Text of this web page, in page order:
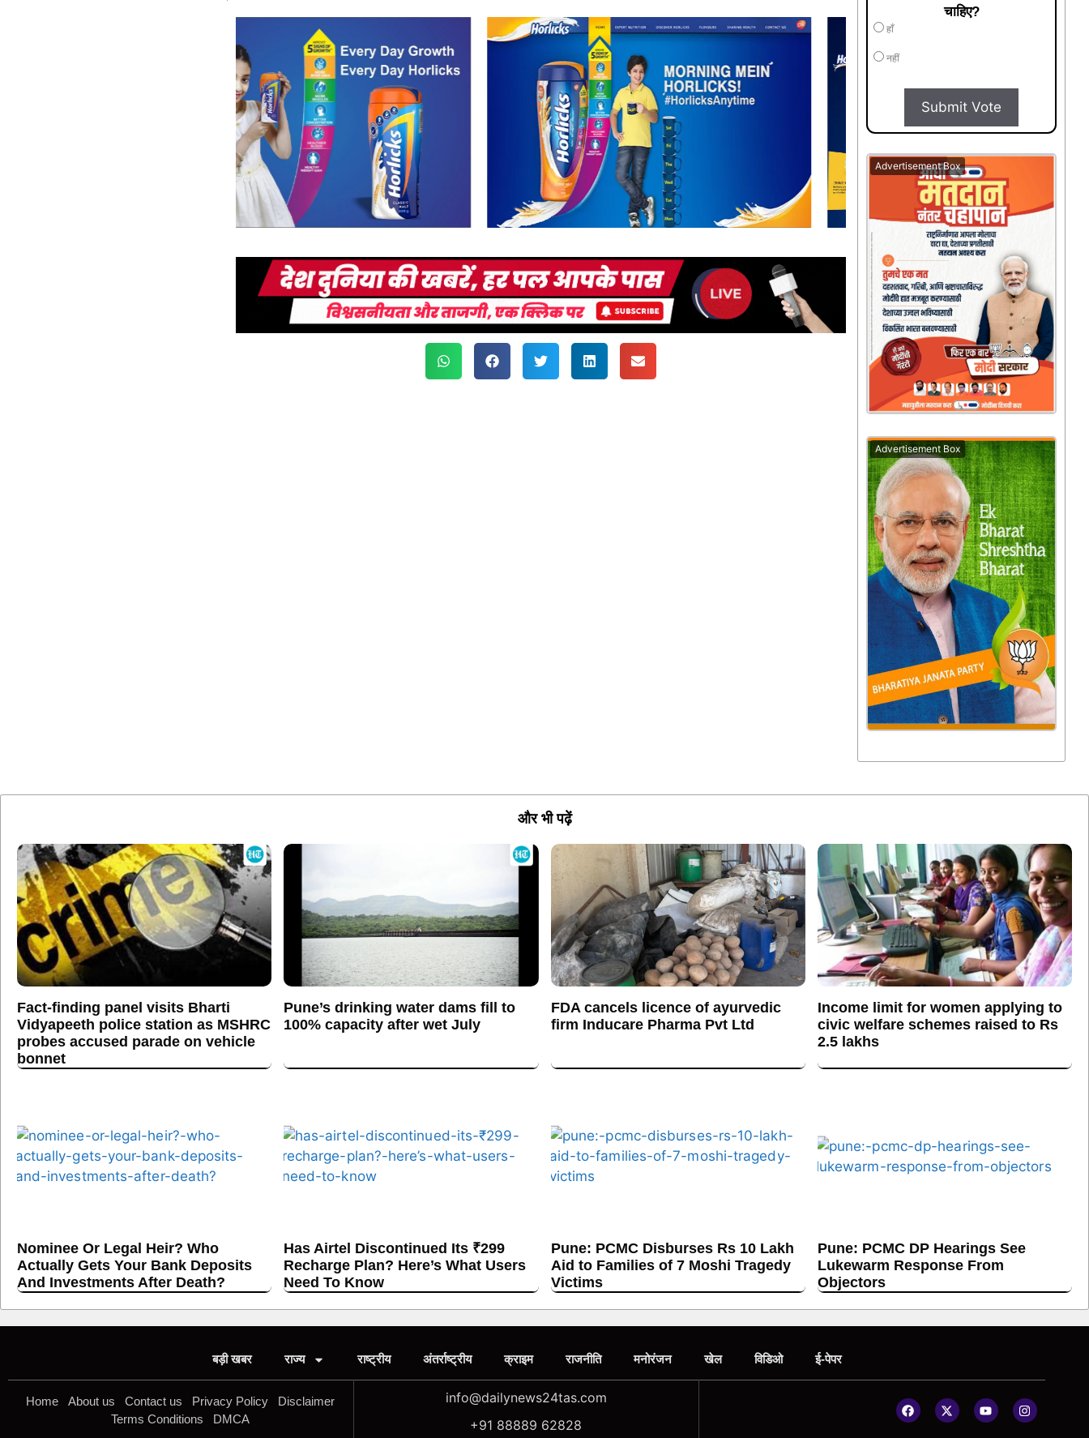
चाहिए?
हाँ
नहीं
Submit Vote
Advertisement Box
Advertisement Box
और भी पढ़ें
Fact-finding panel visits Bharti
Vidyapeeth police station as MSHRC
probes accused parade on vehicle
bonnet
Pune’s drinking water dams fill to
100% capacity after wet July
FDA cancels licence of ayurvedic
firm Inducare Pharma Pvt Ltd
Income limit for women applying to
civic welfare schemes raised to Rs
2.5 lakhs
Nominee Or Legal Heir? Who
Actually Gets Your Bank Deposits
And Investments After Death?
Has Airtel Discontinued Its ₹299
Recharge Plan? Here’s What Users
Need To Know
Pune: PCMC Disburses Rs 10 Lakh
Aid to Families of 7 Moshi Tragedy
Victims
Pune: PCMC DP Hearings See
Lukewarm Response From
Objectors
बड़ी खबर राज्य राष्ट्रीय अंतर्राष्ट्रीय क्राइम राजनीति मनोरंजन खेल विडिओ ई-पेपर
Home About us Contact us Privacy Policy
Disclaimer
Terms Conditions
DMCA
info@dailynews24tas.com
+91 88889 62828